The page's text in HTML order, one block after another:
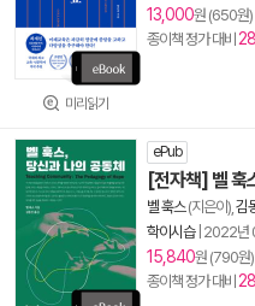
미리읽기
13,000원 (650원)
종이책 정가 대비
ePub
[전자책] 벨 훅
벨 훅스(지은이), 김
학이시습| 2022년
15,840원 (790원)
종이책 정가 대비